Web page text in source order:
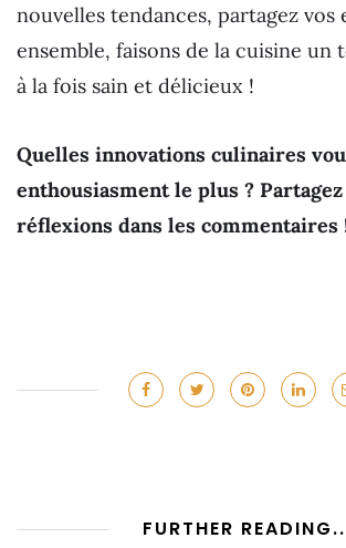
nouvelles tendances, partagez vos
ensemble, faisons de la cuisine un
à la fois sain et délicieux !
Quelles innovations culinaires
enthousiasment le plus ?
réflexions dans les commentaires
FURTHER